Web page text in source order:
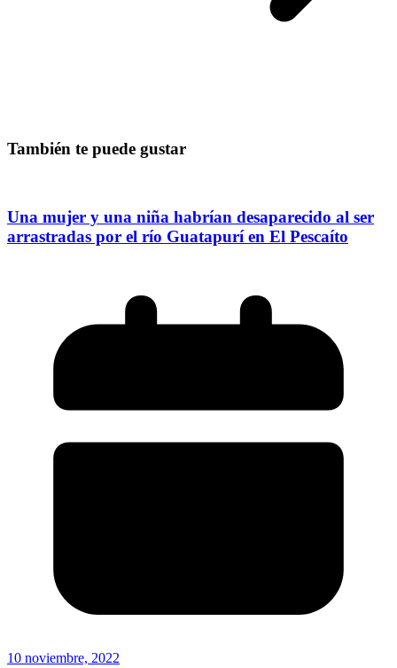
También te puede gustar
Una mujer y una niña habrían desaparecido al ser
arrastradas por el río Guatapurí en El Pescaíto
10 noviembre, 2022